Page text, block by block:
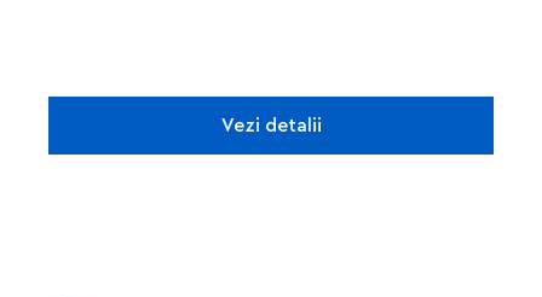
Vezi detalii